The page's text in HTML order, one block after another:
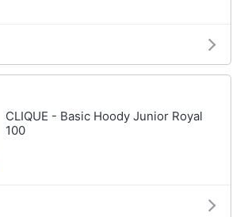
CLIQUE - Basic Hoody Junior Royal
100